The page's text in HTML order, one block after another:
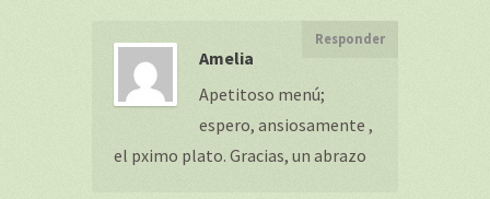
Amelia
Responder
Apetitoso menú;
espero, ansiosamente ,
el pximo plato. Gracias, un abrazo